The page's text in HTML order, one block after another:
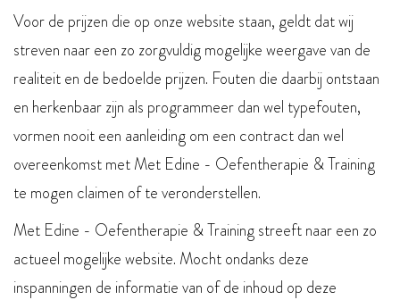
Voor de prijzen die op onze website staan, geldt dat wij
streven naar een zo zorgvuldig mogelijke weergave van de
realiteit en de bedoelde prijzen. Fouten die daarbij ontstaan
en herkenbaar zijn als programmeer dan wel typefouten,
vormen nooit een aanleiding om een contract dan wel
overeenkomst met Met Edine - Oefentherapie & Training
te mogen claimen of te veronderstellen.
Met Edine - Oefentherapie & Training streeft naar een zo
actueel mogelijke website. Mocht ondanks deze
inspanningen de informatie van of de inhoud op deze